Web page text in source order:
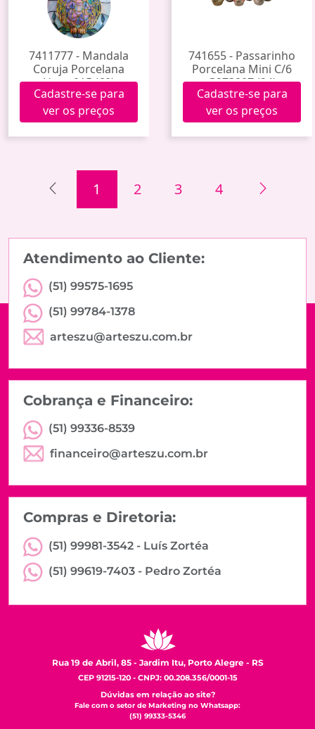
7411777 - Mandala
Coruja Porcelana
Hxgy-015 (60)
Cadastre-se para
ver os preços
741655 - Passarinho
Porcelana Mini C/6
G273807 (24)
Cadastre-se para
ver os preços
1 2 3 4
Atendimento ao Cliente:
(51) 99575-1695
(51) 99784-1378
arteszu@arteszu.com.br
Cobrança e Financeiro:
(51) 99336-8539
financeiro@arteszu.com.br
Compras e Diretoria:
(51) 99981-3542 - Luís Zortéa
(51) 99619-7403 - Pedro Zortéa
Rua 19 de Abril, 85 - Jardim Itu, Porto Alegre - RS
CEP 91215-120 - CNPJ: 00.208.356/0001-15
Dúvidas em relação ao site?
Fale com o setor de Marketing no Whatsapp:
(51) 99333-5346